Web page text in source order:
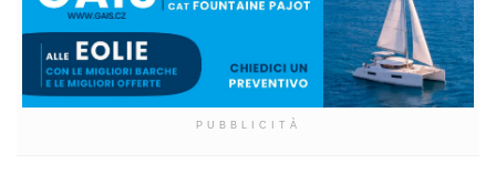
PUBBLICITÀ